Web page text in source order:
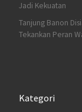
Jadi Kekuatan
Tanjung Banon
Tekankan Peran
Kategori